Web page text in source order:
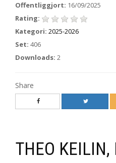
Offentliggjort: 16/09/2025
Rating:
Kategori: 2025-2026
Set: 406
Downloads: 2
Share
THEO KEILIN,